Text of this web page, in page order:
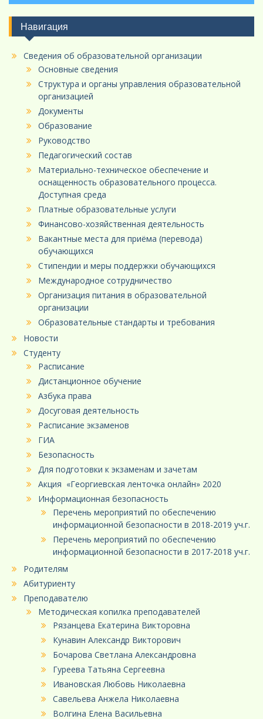
Навигация
Сведения об образовательной организации
Основные сведения
Структура и органы управления образовательной
организацией
Документы
Образование
Руководство
Педагогический состав
Материально-техническое обеспечение и
оснащенность образовательного процесса.
Доступная среда
Платные образовательные услуги
Финансово-хозяйственная деятельность
Вакантные места для приёма (перевода)
обучающихся
Стипендии и меры поддержки обучающихся
Международное сотрудничество
Организация питания в образовательной
организации
Образовательные стандарты и требования
Новости
Студенту
Расписание
Дистанционное обучение
Азбука права
Досуговая деятельность
Расписание экзаменов
ГИА
Безопасность
Для подготовки к экзаменам и зачетам
Акция «Георгиевская ленточка онлайн» 2020
Информационная безопасность
Перечень мероприятий по обеспечению
информационной безопасности в 2018-2019 уч.г.
Перечень мероприятий по обеспечению
информационной безопасности в 2017-2018 уч.г.
Родителям
Абитуриенту
Преподавателю
Методическая копилка преподавателей
Рязанцева Екатерина Викторовна
Кунавин Александр Викторович
Бочарова Светлана Александровна
Гуреева Татьяна Сергеевна
Ивановская Любовь Николаевна
Савельева Анжела Николаевна
Волгина Елена Васильевна